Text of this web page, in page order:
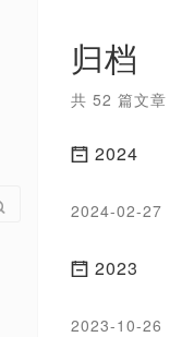
归档
共 52 篇文章
2024
2024-02-27
2023
2023-10-26